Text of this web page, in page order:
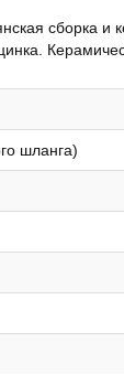
сборка и
шланга)